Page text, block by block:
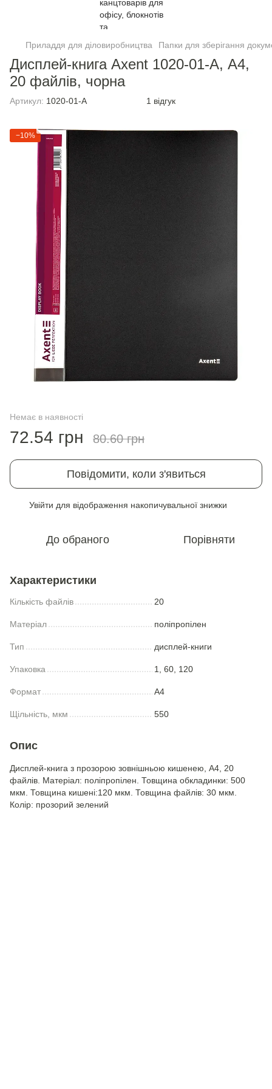
Приладдя для діловиробництва Папки для зберігання
Дисплей-книга Axent 1020-01-A, А4,
20 файлiв, чорна
Артикул: 1020-01-A 1 відгук
−10%
Немає в наявності
72.54 грн 80.60 грн
Повідомити, коли з'явиться
Увійти для відображення накопичувальної знижки
До обраного Порівняти
Характеристики
Кількість файлів 20
Матеріал поліпропілен
Тип дисплей-книги
Упаковка 1, 60, 120
Формат A4
Щільність, мкм 550
Опис
Дисплей-книга з прозорою зовнішньою кишенею, А4, 20
файлів. Матеріал: поліпропілен. Товщина обкладинки: 500
мкм. Товщина кишені:120 мкм. Товщина файлів: 30 мкм.
Колір: прозорий зелений